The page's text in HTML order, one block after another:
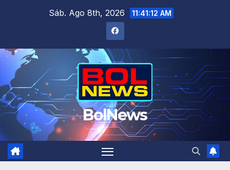
Sáb. Ago 8th, 2026 11:41:13 AM
BolNews